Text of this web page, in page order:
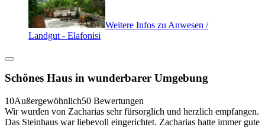
Weitere Infos zu Anwesen /
Landgut - Elafonisi
Schönes Haus in wunderbarer Umgebung
10Außergewöhnlich50 Bewertungen
Wir wurden von Zacharias sehr fürsorglich und herzlich empfangen.
Das Steinhaus war liebevoll eingerichtet. Zacharias hatte immer gute